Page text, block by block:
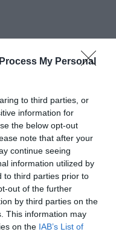
My Personal
to third parties, or
information for
the below opt-out
note that after your
continue seeing
information utilized by
to third parties prior to
out of the further
by third parties on the
This information may
on the IAB’s List of
formación
Desde el
que el municipio ha
en la llegada
en áreas como
la
asegurando que
en marcha después
e